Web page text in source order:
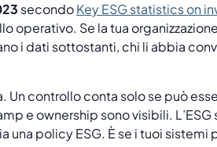
secondoKey ESG statistics on
operativo. Se la tua
i dati sottostanti, chi li abbia
Un controllo conta solo se può
e ownership sono visibili.
una policy ESG. È se i tuoi